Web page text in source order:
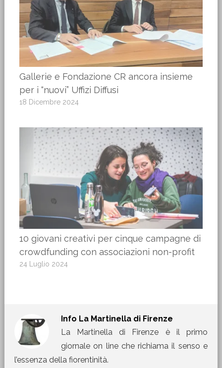
Gallerie e Fondazione CR ancora insieme
per i “nuovi” Uffizi Diffusi
18 Dicembre 2024
10 giovani creativi per cinque campagne di
crowdfunding con associazioni non-profit
24 Luglio 2024
Info La Martinella di Firenze
La Martinella di Firenze è il primo
giornale on line che richiama il senso e
l’essenza della fiorentinità.